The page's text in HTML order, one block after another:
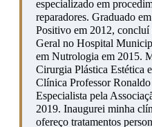
especializado em
reparadores. Graduado
Positivo em 2012,
Geral no Hospital
em Nutrologia em 2015.
Cirurgia Plástica Estética
Clínica Professor
Especialista pela
2019. Inaugurei minha
ofereço tratamentos